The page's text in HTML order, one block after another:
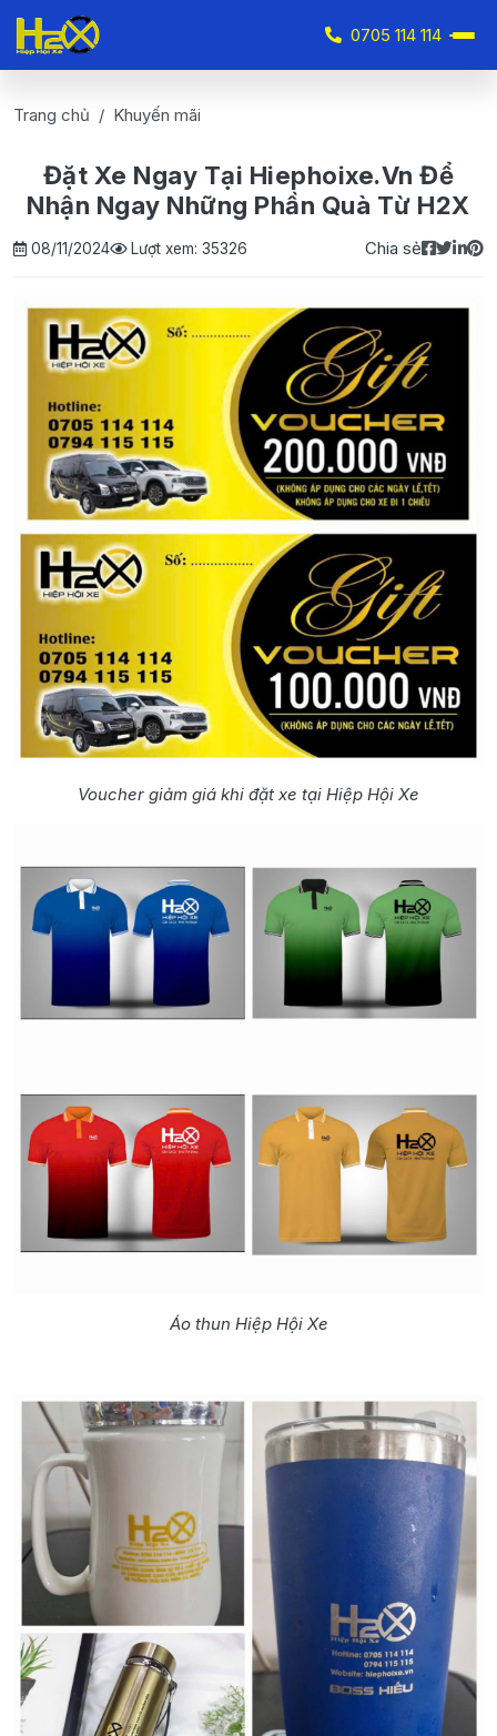
0705 114 114
Trang chủ Khuyến mãi
Đặt Xe Ngay Tại Hiephoixe.vn Để
Nhận Ngay Những Phần Quà Từ H2X
08/11/2024 Lượt xem: 35326 Chia sẻ
Voucher giảm giá khi đặt xe tại Hiệp Hội Xe
Áo thun Hiệp Hội Xe